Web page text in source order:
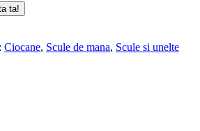
ta!
Ciocane, Scule de mana, Scule si unelte